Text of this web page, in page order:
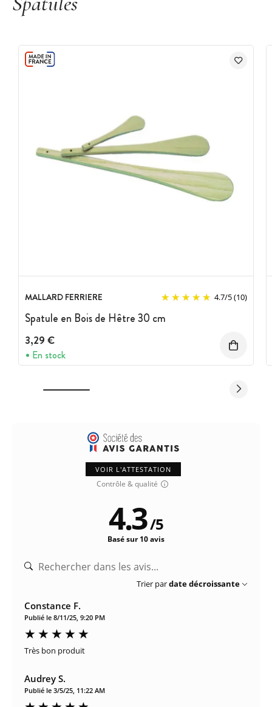
MALLARD FERRIERE 4.7/5(10)
Spatule en Bois de Hêtre 30 cm
3,29 €
En stock
VOIR L'ATTESTATION
Contrôle & qualité
4.3/5
Basé sur 10 avis
Trier pardate décroissante
Constance F.
Publié le 8/11/25, 9:20 PM
Très bon produit
Audrey S.
Publié le 3/5/25, 11:22 AM